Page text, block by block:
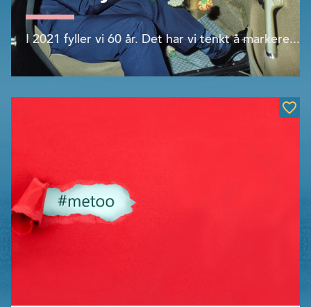
I 2021 fyller vi 60 år. Det har vi tenkt å markere...